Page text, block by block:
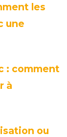
les
une
: comment
à
ou